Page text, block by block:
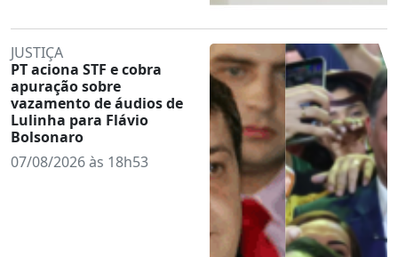
JUSTIÇA
PT aciona STF e cobra
apuração sobre
vazamento de áudios de
Lulinha para Flávio
Bolsonaro
07/08/2026 às 18h53